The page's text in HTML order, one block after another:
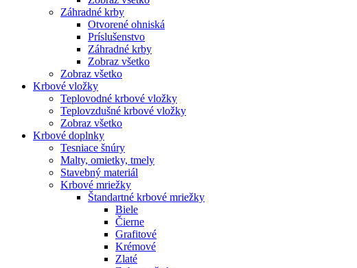
Záhradné krby
Otvorené ohniská
Príslušenstvo
Záhradné krby
Zobraz všetko
Zobraz všetko
Krbové vložky
Teplovodné krbové vložky
Teplovzdušné krbové vložky
Zobraz všetko
Krbové doplnky
Tesniace šnúry
Malty, omietky, tmely
Stavebný materiál
Krbové mriežky
Štandartné krbové mriežky
Biele
Čierne
Grafitové
Krémové
Zlaté